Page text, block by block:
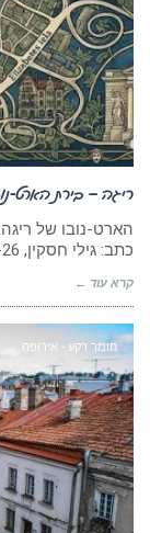
ריגה – בירת הארט-
הארט-נובו של
כתב: גילי חסקין, 06-08-26 ראו קודם: ריגה כשמסתכלים על
קרא עוד ←
חומר רקע - אירופה